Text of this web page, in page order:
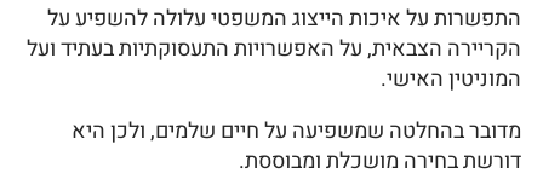
התפשרות על איכות הייצוג המשפטי עלולה להשפיע על
הקריירה הצבאית, על האפשרויות התעסוקתיות בעתיד ועל
המוניטין האישי.
מדובר בהחלטה שמשפיעה על חיים שלמים, ולכן היא
דורשת בחירה מושכלת ומבוססת.